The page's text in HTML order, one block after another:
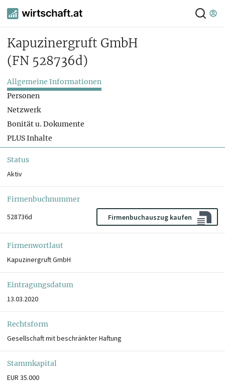
Kapuzinergruft GmbH
(FN 528736d)
Allgemeine Informationen
Personen
Netzwerk
Bonität u. Dokumente
PLUS Inhalte
Status
Aktiv
Firmenbuchnummer
528736d
Firmenbuchauszug kaufen
Firmenwortlaut
Kapuzinergruft GmbH
Eintragungsdatum
13.03.2020
Rechtsform
Gesellschaft mit beschränkter Haftung
Stammkapital
EUR 35.000